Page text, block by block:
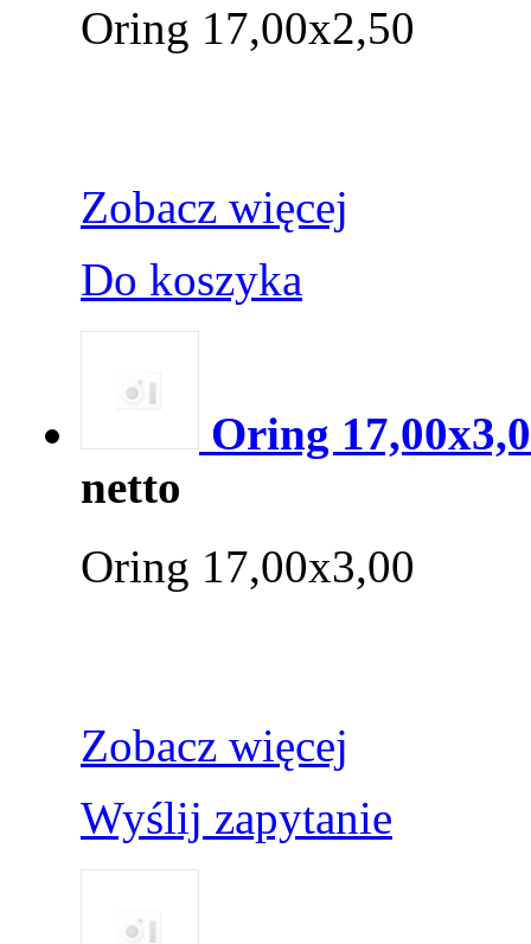
Oring 17,00x2,50
Zobacz więcej
Do koszyka
Oring
netto
Oring 17,00x3,00
Zobacz więcej
Wyślij zapytanie